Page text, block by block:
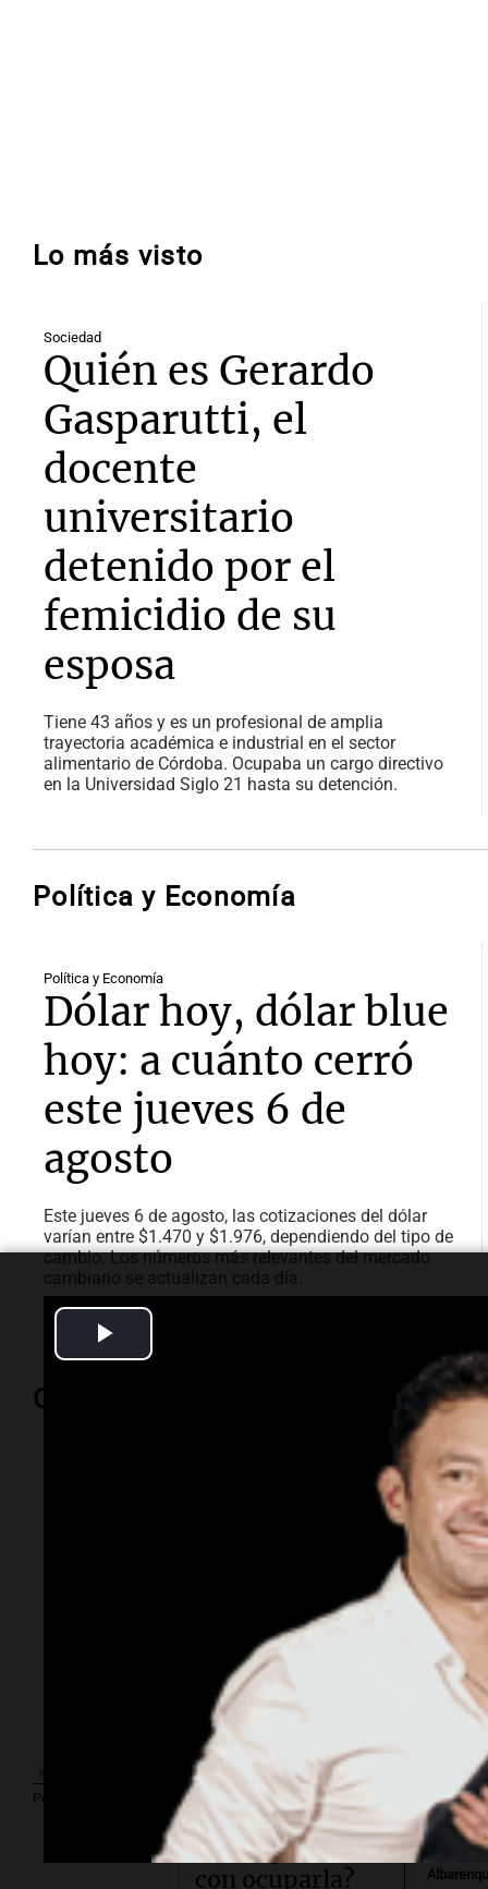
Lo más visto
Sociedad
Quién es Gerardo
Gasparutti, el
docente
universitario
detenido por el
femicidio de su
esposa
Tiene 43 años y es un profesional de amplia
trayectoria académica e industrial en el sector
alimentario de Córdoba. Ocupaba un cargo directivo
en la Universidad Siglo 21 hasta su detención.
Política y Economía
Política y Economía
Dólar hoy, dólar blue
hoy: a cuánto cerró
este jueves 6 de
agosto
Este jueves 6 de agosto, las cotizaciones del dólar
varían entre $1.470 y $1.976, dependiendo del tipo de
cambio. Los números más relevantes del mercado
cambiario se actualizan cada día.
Opinión
Por
Política esquina
Economía.
Tierras: ¿Y si en
lugar de
declamar la
Patria prueban
con ocuparla?
Por
Marcos
Por
Federico